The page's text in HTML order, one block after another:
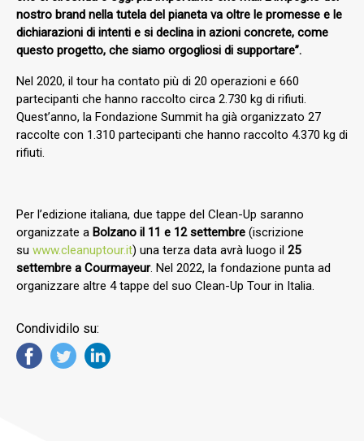
nostro brand nella tutela del pianeta va oltre le promesse e le
dichiarazioni di intenti e si declina in azioni concrete, come
questo progetto, che siamo orgogliosi di supportare”.
Nel 2020, il tour ha contato più di 20 operazioni e 660
partecipanti che hanno raccolto circa 2.730 kg di rifiuti.
Quest’anno, la Fondazione Summit ha già organizzato 27
raccolte con 1.310 partecipanti che hanno raccolto 4.370 kg di
rifiuti.
Per l’edizione italiana, due tappe del Clean-Up saranno
organizzate a Bolzano il 11 e 12 settembre (iscrizione
su www.cleanuptour.it) una terza data avrà luogo il 25
settembre a Courmayeur. Nel 2022, la fondazione punta ad
organizzare altre 4 tappe del suo Clean-Up Tour in Italia.
Condividilo su: